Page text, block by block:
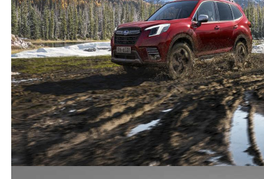
forester almayı planlıyorum. yeniden subarucu olmak
istiyorum.
(0) (0)
Subaru-Forester-Misafir Kullanıcı
5 Temmuz 2024
Forester kamyonet mi otomobil mi
(4) (13) Cevap yaz
Misafir Kullanıcı
Tır
(0) (0)
Subaru-Forester-Misafir Kullanıcı